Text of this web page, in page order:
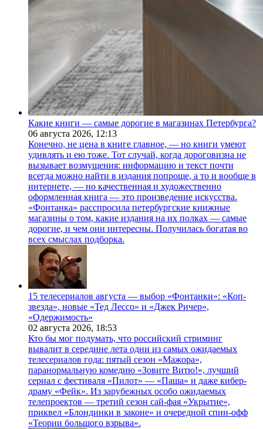
Какие книги — самые дорогие в магазинах Петербурга?
06 августа 2026, 12:13
Конечно, не цена в книге главное, — но книги умеют
удивлять и ею тоже. Тот случай, когда дороговизна не
вызывает возмущения: информацию и текст почти
всегда можно найти в издания попроще, а то и вообще в
интернете, — но качественная и художественно
оформленная книга — это произведение искусства.
«Фонтанка» расспросила петербургские книжные
магазины о том, какие издания на их полках — самые
дорогие, и чем они интересны. Получилась богатая во
всех смыслах подборка.
15 телесериалов августа — выбор «Фонтанки»: «Коп-
звезда», новые «Тед Лессо» и «Джек Ричер»,
«Одержимость»
02 августа 2026, 18:53
Кто бы мог подумать, что российский стриминг
вывалит в середине лета одни из самых ожидаемых
телесериалов года: пятый сезон «Мажора»,
паранормальную комедию «Зовите Витю!», лучший
сериал с фестиваля «Пилот» — «Паша» и даже кибер-
драму «Фейк». Из зарубежных особо ожидаемых
телепроектов — третий сезон сай-фая «Укрытие»,
приквел «Блондинки в законе» и очередной спин-офф
«Теории большого взрыва».